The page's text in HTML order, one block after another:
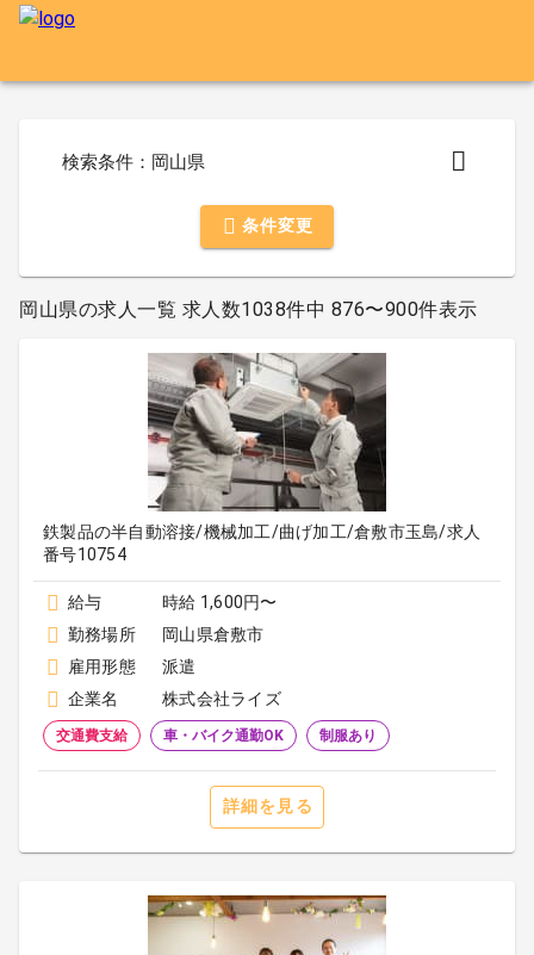
検索条件：岡山県
条件変更
岡山県の求人一覧 求人数1038件中 876〜900件表示
鉄製品の半自動溶接/機械加工/曲げ加工/倉敷市玉島/求人
番号10754
給与
時給 1,600円〜
勤務場所
岡山県倉敷市
雇用形態
派遣
企業名
株式会社ライズ
交通費支給 車・バイク通勤OK 制服あり
詳細を見る